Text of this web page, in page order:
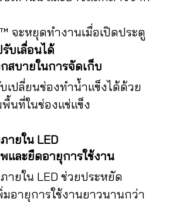
™ จะหยุดทำงานเมื่อเปิดประตู
บเลื่อนได้
สบายในการจัดเก็บ
ปลี่ยนช่องทำน้ำแข็งได้ด้วย
นที่ในช่องแช่แข็ง
ายใน LED
และยืดอายุการใช้งาน
ายใน LED ช่วยประหยัด
มอายุการใช้งานยาวนานกว่า